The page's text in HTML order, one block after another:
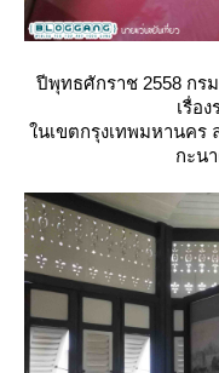
ปีพุทธศักราช 2558 กร
เรื่อ
นเขตกรุงเทพมหานคร
กะน